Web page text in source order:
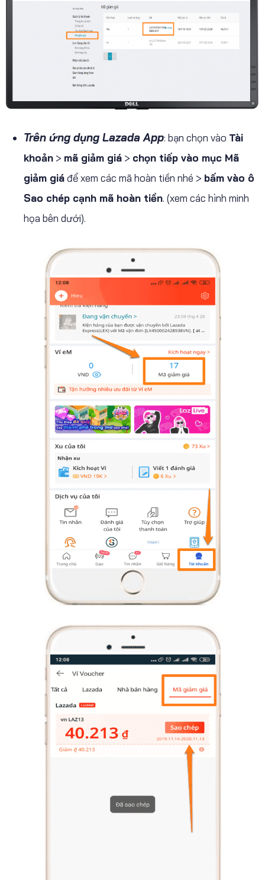
Trên ứng dụng Lazada App: bạn chọn vào Tài
khoản > mã giảm giá > chọn tiếp vào mục Mã
giảm giá để xem các mã hoàn tiền nhé > bấm vào ô
Sao chép cạnh mã hoàn tiền. (xem các hình minh
họa bên dưới).